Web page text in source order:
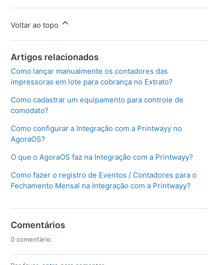
Voltar ao topo
Artigos relacionados
Como lançar manualmente os contadores das
impressoras em lote para cobrança no Extrato?
Como cadastrar um equipamento para controle de
comodato?
Como configurar a Integração com a Printwayy no
AgoraOS?
O que o AgoraOS faz na Integração com a Printwayy?
Como fazer o registro de Eventos / Contadores para o
Fechamento Mensal na Integração com a Printwayy?
Comentários
0 comentário